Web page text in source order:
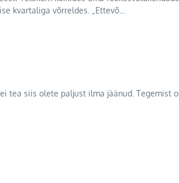
kvartaliga võrreldes. „Ettevõ...
tea siis olete paljust ilma jäänud. Tegemist